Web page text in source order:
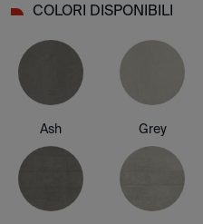
COLORI DISPONIBILI
Ash Grey